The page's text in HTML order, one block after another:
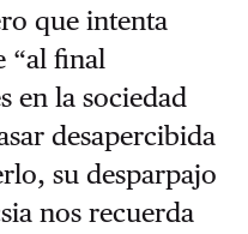
que intenta
“al final
en la sociedad
desapercibida
su desparpajo
nos recuerda